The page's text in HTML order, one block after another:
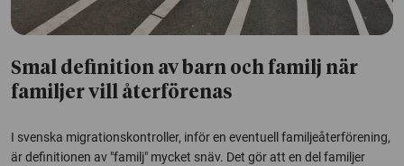
Smal definition av barn och familj när
familjer vill återförenas
I svenska migrationskontroller, inför en eventuell familjeåterförening,
är definitionen av "familj" mycket snäv. Det gör att en del familjer